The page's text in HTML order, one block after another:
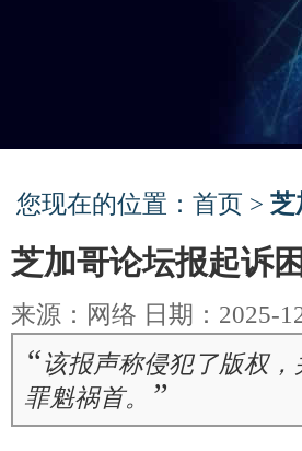
您现在的位置： 首页 > 芝
芝加哥论坛报起诉
来源：网络 日期：2025-
“该报声称侵犯了版权
罪魁祸首。
”